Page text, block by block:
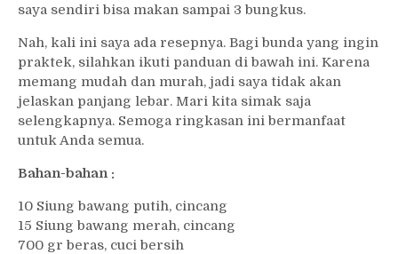
saya sendiri bisa makan sampai 3 bungkus.
Nah, kali ini saya ada resepnya. Bagi bunda yang ingin
praktek, silahkan ikuti panduan di bawah ini. Karena
memang mudah dan murah, jadi saya tidak akan
jelaskan panjang lebar. Mari kita simak saja
selengkapnya. Semoga ringkasan ini bermanfaat
untuk Anda semua.
Bahan-bahan :
10 Siung bawang putih, cincang
15 Siung bawang merah, cincang
700 gr beras, cuci bersih